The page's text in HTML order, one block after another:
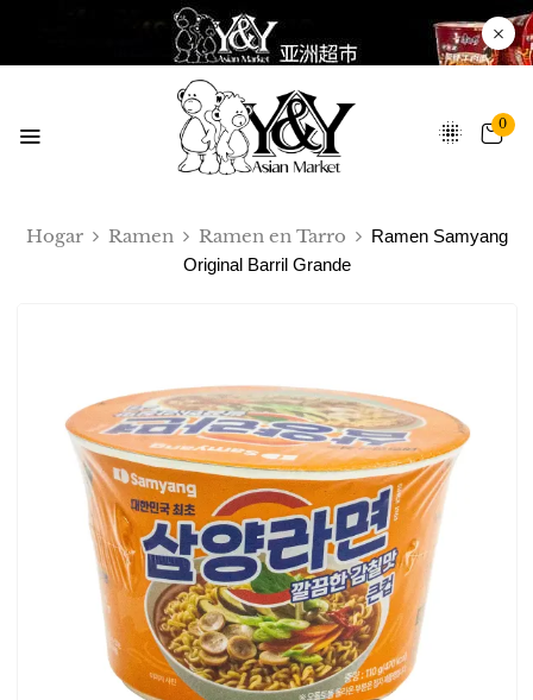
0
Hogar Ramen Ramen en Tarro
Ramen Samyang
Original Barril Grande